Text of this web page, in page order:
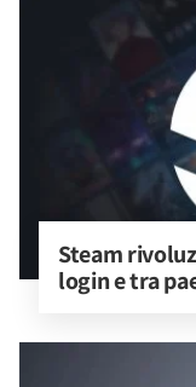
Steam
login e tra